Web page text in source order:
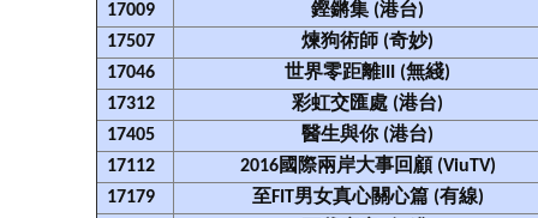
17009
鏗鏘集 (港台)
17507
煉狗術師 (奇妙)
17046
世界零距離III (無綫)
17312
彩虹交匯處 (港台)
17405
醫生與你 (港台)
17112
2016國際兩岸大事回顧 (ViuTV)
17179
至FIT男女真心關心篇 (有線)